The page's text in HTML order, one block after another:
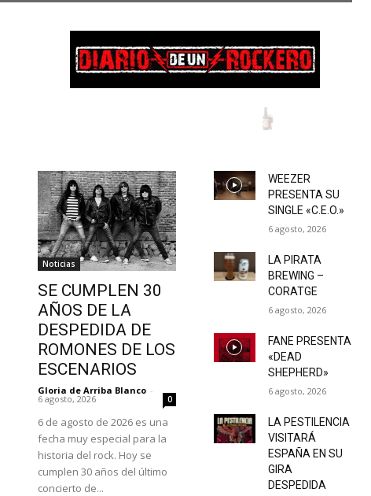
Noticias
SE CUMPLEN 30
AÑOS DE LA
DESPEDIDA DE
ROMONES DE LOS
ESCENARIOS
Gloria de Arriba Blanco -
6 agosto, 2026 0
6 de agosto de 2026 es una
fecha muy especial para la
historia del rock. Hoy se
cumplen 30 años del último
concierto de...
WEEZER
PRESENTA SU
SINGLE «C.E.O.»
6 agosto, 2026
LA PIRATA
BREWING –
CORATGE
6 agosto, 2026
FANE PRESENTA
«DEAD
SHEPHERD»
6 agosto, 2026
LA PESTILENCIA
VISITARÁ
ESPAÑA EN SU
GIRA
DESPEDIDA